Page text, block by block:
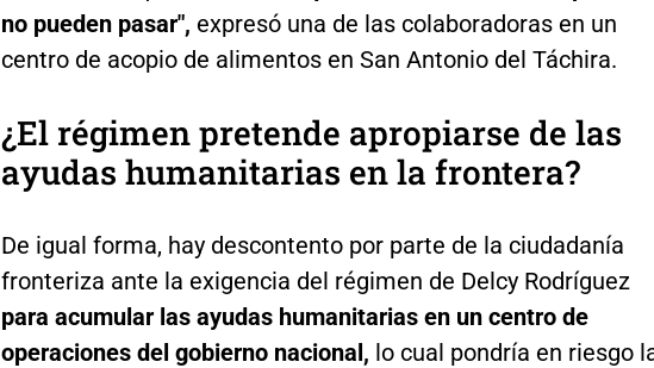
no pueden pasar", expresó una de las colaboradoras en un
centro de acopio de alimentos en San Antonio del Táchira.
¿El régimen pretende apropiarse de las
ayudas humanitarias en la frontera?
De igual forma, hay descontento por parte de la ciudadanía
fronteriza ante la exigencia del régimen de Delcy Rodríguez
para acumular las ayudas humanitarias en un centro de
operaciones del gobierno nacional, lo cual pondría en riesgo